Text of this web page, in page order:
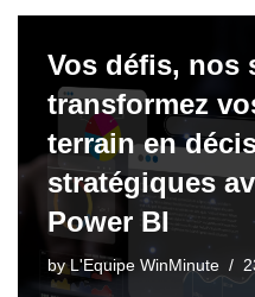
Vos défis, nos
transformez
terrain en
stratégiques
Power BI
by L'Equipe WinMinute